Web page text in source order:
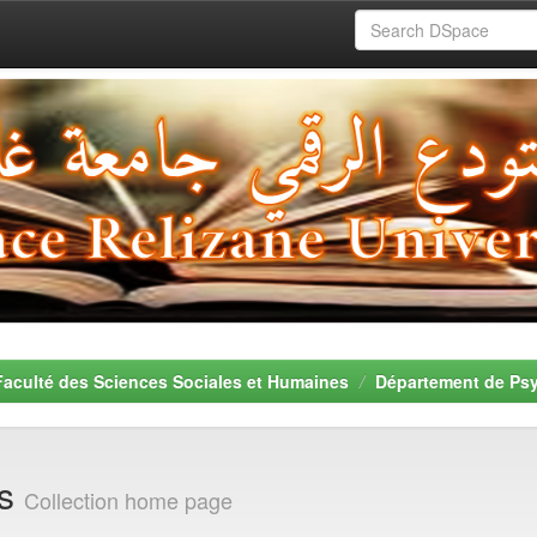
des Sciences Sociales et Humaines Département de
Collection home page